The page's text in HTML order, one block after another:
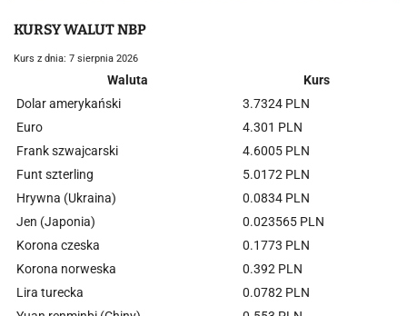
KURSY WALUT NBP
Kurs z dnia: 7 sierpnia 2026
Waluta
Kurs
Dolar amerykański
3.7324 PLN
Euro
4.301 PLN
Frank szwajcarski
4.6005 PLN
Funt szterling
5.0172 PLN
Hrywna (Ukraina)
0.0834 PLN
Jen (Japonia)
0.023565 PLN
Korona czeska
0.1773 PLN
Korona norweska
0.392 PLN
Lira turecka
0.0782 PLN